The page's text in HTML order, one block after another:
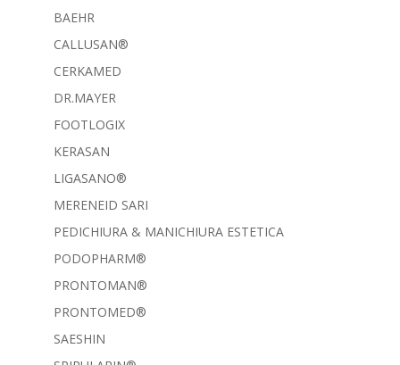
BAEHR
CALLUSAN®
CERKAMED
DR.MAYER
FOOTLOGIX
KERASAN
LIGASANO®
MERENEID SARI
PEDICHIURA & MANICHIURA ESTETICA
PODOPHARM®
PRONTOMAN®
PRONTOMED®
SAESHIN